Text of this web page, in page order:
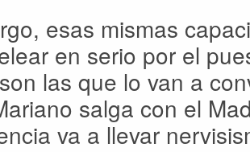
esas mismas
en serio por el
las que lo van a
salga con el
va a llevar